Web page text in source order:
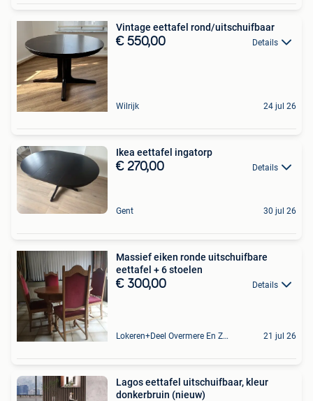
Vintage eettafel rond/uitschuifbaar
€ 550,00 Details
Wilrijk 24 jul 26
Ikea eettafel ingatorp
€ 270,00 Details
Gent 30 jul 26
Massief eiken ronde uitschuifbare
eettafel + 6 stoelen
€ 300,00 Details
Lokeren+Deel Overmere En Zele 21 jul 26
Lagos eettafel uitschuifbaar, kleur
donkerbruin (nieuw)